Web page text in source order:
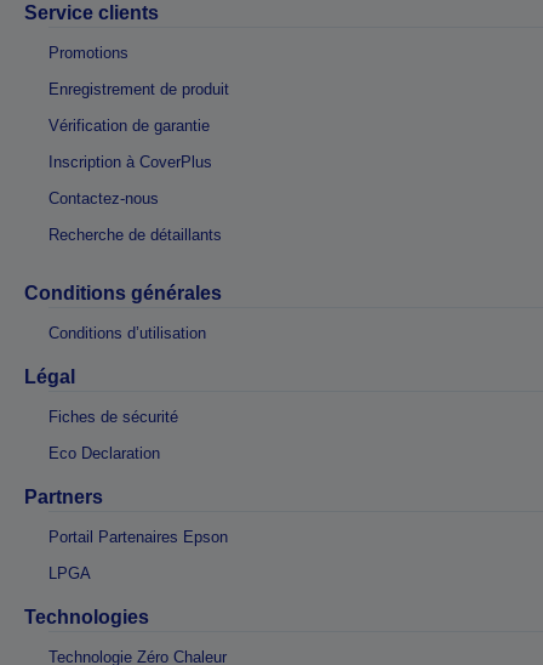
Service clients
Promotions
Enregistrement de produit
Vérification de garantie
Inscription à CoverPlus
Contactez-nous
Recherche de détaillants
Conditions générales
Conditions d’utilisation
Légal
Fiches de sécurité
Eco Declaration
Partners
Portail Partenaires Epson
LPGA
Technologies
Technologie Zéro Chaleur